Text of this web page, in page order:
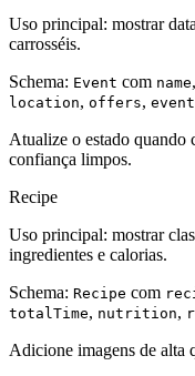
Uso principal: mostrar
carrosséis.
Schema: Event com name,
location, offers,
Atualize o estado quando
confiança limpos.
Recipe
Uso principal: mostrar
ingredientes e calorias.
Schema: Recipe com
totalTime, nutrition,
Adicione imagens de alta